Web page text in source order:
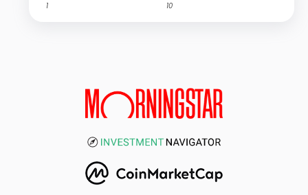
1 10